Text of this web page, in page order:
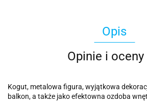
Opis
Opinie i oceny
Kogut, metalowa figura, wyjątkowa
balkon, a także jako efektowna ozdoba